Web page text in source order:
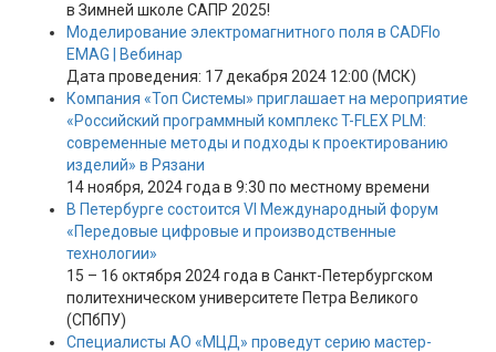
в Зимней школе САПР 2025!
Моделирование электромагнитного поля в CADFlo
EMAG | Вебинар
Дата проведения: 17 декабря 2024 12:00 (МСК)
Компания «Топ Системы» приглашает на мероприятие
«Российский программный комплекс T-FLEX PLM:
современные методы и подходы к проектированию
изделий» в Рязани
14 ноября, 2024 года в 9:30 по местному времени
В Петербурге состоится VI Международный форум
«Передовые цифровые и производственные
технологии»
15 – 16 октября 2024 года в Санкт-Петербургском
политехническом университете Петра Великого
(СПбПУ)
Специалисты АО «МЦД» проведут серию мастер-